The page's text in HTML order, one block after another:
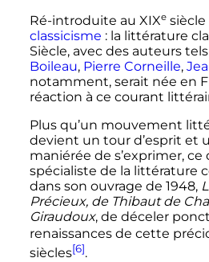
Ré-introduite au XIXe siècle
classicisme : la littérature
Siècle, avec des auteurs
Boileau, Pierre Corneille,
notamment, serait née en
réaction à ce courant
Plus qu’un mouvement
devient un tour d’esprit et
maniérée de s’exprimer,
spécialiste de la littérature
dans son ouvrage de 1948,
Précieux, de Thibaut de
Giraudoux, de déceler
renaissances de cette
siècles[6].